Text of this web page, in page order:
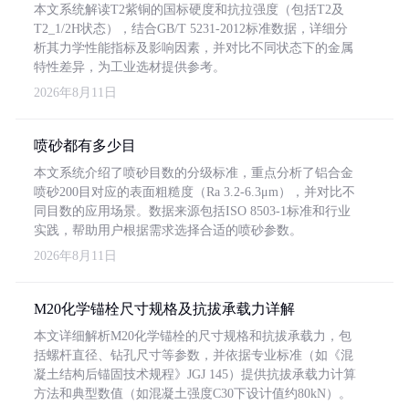
本文系统解读T2紫铜的国标硬度和抗拉强度（包括T2及
T2_1/2H状态），结合GB/T 5231-2012标准数据，详细分
析其力学性能指标及影响因素，并对比不同状态下的金属
特性差异，为工业选材提供参考。
2026年8月11日
喷砂都有多少目
本文系统介绍了喷砂目数的分级标准，重点分析了铝合金
喷砂200目对应的表面粗糙度（Ra 3.2-6.3μm），并对比不
同目数的应用场景。数据来源包括ISO 8503-1标准和行业
实践，帮助用户根据需求选择合适的喷砂参数。
2026年8月11日
M20化学锚栓尺寸规格及抗拔承载力详解
本文详细解析M20化学锚栓的尺寸规格和抗拔承载力，包
括螺杆直径、钻孔尺寸等参数，并依据专业标准（如《混
凝土结构后锚固技术规程》JGJ 145）提供抗拔承载力计算
方法和典型数值（如混凝土强度C30下设计值约80kN）。